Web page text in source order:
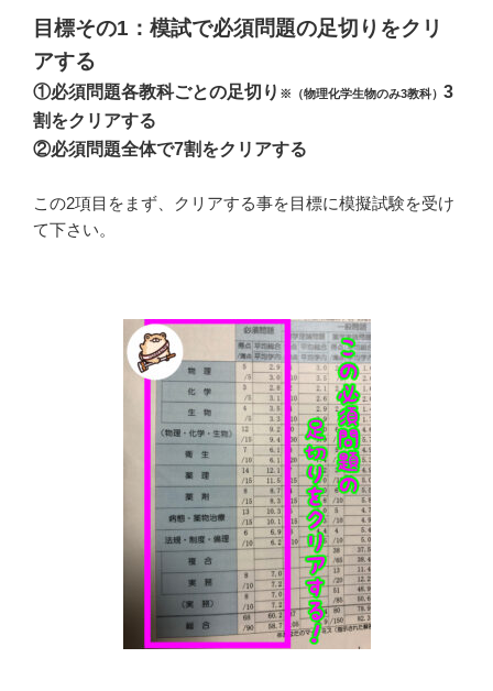
目標その1：模試で必須問題の足切りをクリ
アする
①必須問題各教科ごとの足切り ※（物理化学生物のみ3教科） 3
割をクリアする
②必須問題全体で7割をクリアする
この2項目をまず、クリアする事を目標に模擬試験を受け
て下さい。